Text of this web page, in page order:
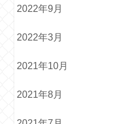
2022年9月
2022年3月
2021年10月
2021年8月